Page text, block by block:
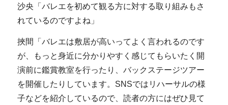
沙央「バレエを初めて観る方に対する取り組みもさ
れているのですよね」
挾間「バレエは敷居が高いってよく言われるのです
が、もっと身近に分かりやすく感じてもらいたく開
演前に鑑賞教室を行ったり、バックステージツアー
を開催したりしています。SNSではリハーサルの様
子などを紹介しているので、読者の方にはぜひ見て